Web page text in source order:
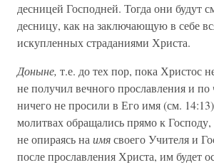
десницей Господней. Тогда они будут
десницу, как на заключающую в себе
искупленных страданиями Христа.
Доныне, т.е. до тех пор, пока Христос
не получил вечного прославления и по
ничего не просили в Его имя (см.
молитвах обращались прямо к
не опираясь на имясвоего Учителя и
после прославления Христа, им будет